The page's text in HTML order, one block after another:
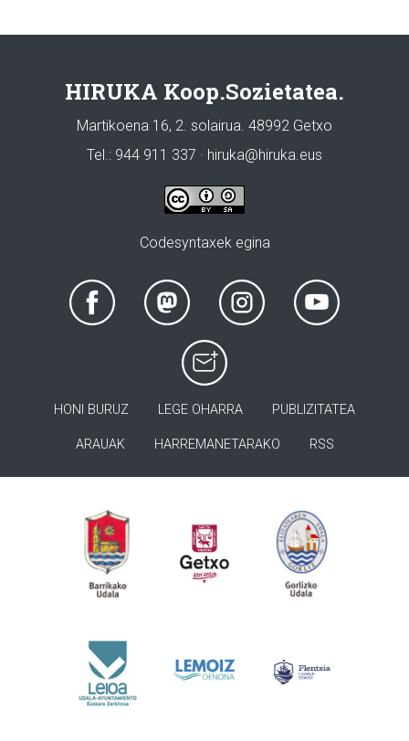
HIRUKA Koop.Sozietatea.
Martikoena 16, 2. solairua. 48992 Getxo
Tel.: 944 911 337 · hiruka@hiruka.eus
Codesyntaxek egina
HONI BURUZ LEGE OHARRA PUBLIZITATEA
ARAUAK HARREMANETARAKO RSS